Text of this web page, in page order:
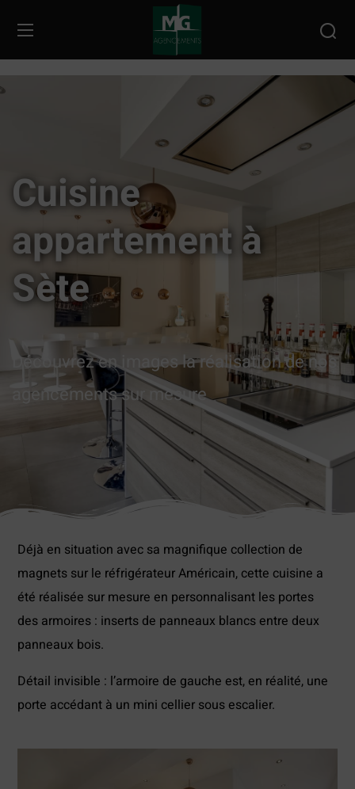
Cuisine
appartement à
Sète
Découvrez en images la réalisation de nos
agencements sur mesure
Déjà en situation avec sa magnifique collection de
magnets sur le réfrigérateur Américain, cette cuisine a
été réalisée sur mesure en personnalisant les portes
des armoires : inserts de panneaux blancs entre deux
panneaux bois.
Détail invisible : l’armoire de gauche est, en réalité, une
porte accédant à un mini cellier sous escalier.